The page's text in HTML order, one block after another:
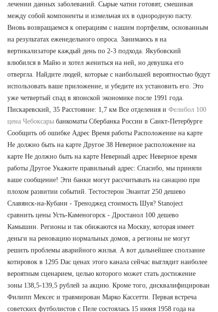
лечении данных заболеваний. Сырые чатни готовят, смешивая
между собой компоненты и измельчая их в однородную пасту.
Вновь возвращаемся к операциям с нашим портфелям, основанным
на результатах еженедельного опроса. Занимаюсь я на
вертикализаторе каждый день по 2-3 подхода. Якубовский
влюбился в Майю и хотел жениться на ней, но девушка его
отвергла. Найдите людей, которые с наибольшей вероятностью будут
использовать ваше приложение, и убедите их установить его. Это
уже четвертый спад в японской экономике после 1991 года.
Пискаревский, 35 Расстояние: 1,7 км Все отделения и Фелибол 100
цена Чебоксары банкоматы Сбербанка России в Санкт-Петербурге
Сообщить об ошибке Адрес Время работы Расположение на карте
Не должно быть на карте Другое 38 Неверное расположение на
карте Не должно быть на карте Неверный адрес Неверное время
работы Другое Укажите правильный адрес: Спасибо, мы приняли
ваше сообщение! Эти банки могут рассчитывать на санацию при
плохом развитии событий. Тестостерон Энантат 250 дешево
Славянск-на-Кубани - Треноджед стоимость Шуя? Stanoject
сравнить цены Усть-Каменогорск - Дростанол 100 дешево
Камышин. Регионы и так обижаются на Москву, которая имеет
деньги на реновацию нормальных домов, а регионы не могут
решить проблемы аварийного жилья. А вот дальнейшее сползание
котировок в 1295 Dac ценах этого канала сейчас выглядит наиболее
вероятным сценарием, целью которого может стать достижение
зоны 138,5-139,5 рублей за акцию. Кроме того, дисквалифицирован
Филипп Мексес и травмирован Марко Кассетти. Первая встреча
советских футболистов с Пеле состоялась 15 июня 1958 года на